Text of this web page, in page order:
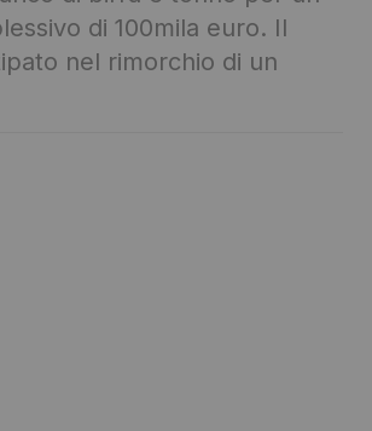
di 100mila euro. Il
nel rimorchio di un